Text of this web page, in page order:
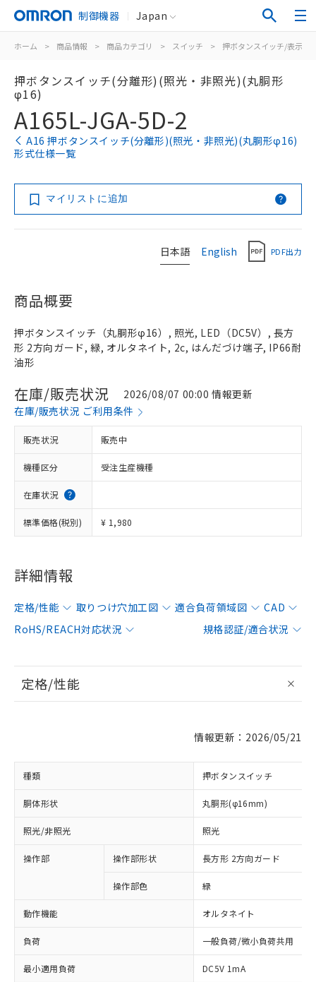
制御機器 Japan
ホーム > 商品情報 > 商品カテゴリ > スイッチ > 押ボタンスイッチ/表示灯
押ボタンスイッチ(分離形)(照光・非照光)(丸胴形
φ16)
A165L-JGA-5D-2
A16 押ボタンスイッチ(分離形)(照光・非照光)(丸胴形φ16)
形式仕様一覧
マイリストに追加
日本語 English PDF出力
商品概要
押ボタンスイッチ（丸胴形φ16）, 照光, LED（DC5V）, 長方
形 2方向ガード, 緑, オルタネイト, 2c, はんだづけ端子, IP66耐
油形
在庫/販売状況
2026/08/07 00:00 情報更新
在庫/販売状況 ご利用条件
販売状況 販売中
機種区分 受注生産機種
在庫状況
標準価格(税別) ¥ 1,980
詳細情報
定格/性能 取りつけ穴加工図 適合負荷領域図
CAD
RoHS/REACH対応状況
規格認証/適合状況
定格/性能
情報更新：2026/05/21
種類 押ボタンスイッチ
胴体形状 丸胴形(φ16mm)
照光/非照光 照光
操作部 操作部形状 長方形 2方向ガード
操作部色 緑
動作機能 オルタネイト
負荷 一般負荷/微小負荷共用
最小適用負荷 DC5V 1mA